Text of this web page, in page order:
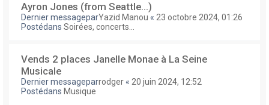
Ayron Jones (from Seattle...)
Dernier messageparYazid Manou « 23 octobre 2024, 01:26
Postédans Soirées, concerts...
Vends 2 places Janelle Monae à La Seine
Musicale
Dernier messageparrodger « 20 juin 2024, 12:52
Postédans Musique